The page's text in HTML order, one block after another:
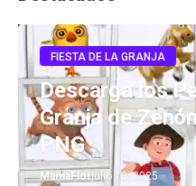
FIESTA DE LA GRANJA
Descarga los
Granja de
PNG
MamaFlorjulio 13, 2025